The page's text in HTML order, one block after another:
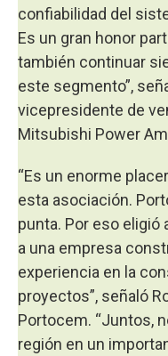
confiabilidad del
Es un gran honor
también continuar
este segmento”,
vicepresidente de
Mitsubishi Power
“Es un enorme
esta asociación.
punta. Por eso eligió
a una empresa
experiencia en la
proyectos”, señaló
Portocem. “Juntos,
región en un